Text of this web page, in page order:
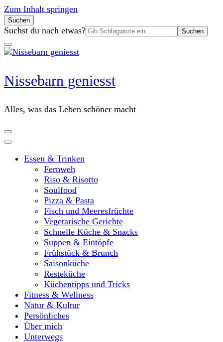
Zum Inhalt springen
Suchen
Suchen
nach:
Suchst du nach etwas?
Nissebarn geniesst
Alles, was das Leben schöner macht
Essen & Trinken
Fernweh
Riso & Risotto
Soulfood
Pizza & Pasta
Fisch und Meeresfrüchte
Vegetarische Gerichte
Schnelle Küche & Snacks
Suppen & Eintöpfe
Frühstück & Brunch
Saisonküche
Resteküche
Küchentipps und Tricks
Fitness & Wellness
Natur & Kultur
Persönliches
Über mich
Unterwegs